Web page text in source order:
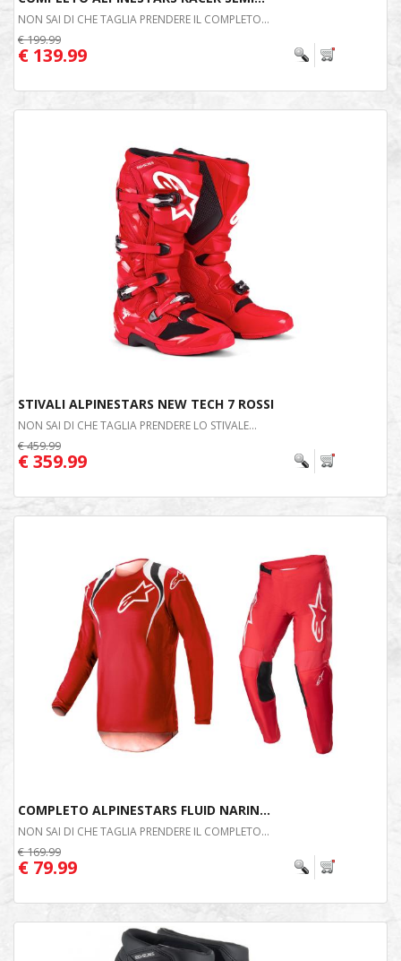
NON SAI DI CHE TAGLIA PRENDERE IL COMPLETO...
€ 199.99
€ 139.99
STIVALI ALPINESTARS NEW TECH 7 ROSSI
NON SAI DI CHE TAGLIA PRENDERE LO STIVALE...
€ 459.99
€ 359.99
COMPLETO ALPINESTARS FLUID NARIN...
NON SAI DI CHE TAGLIA PRENDERE IL COMPLETO...
€ 169.99
€ 79.99